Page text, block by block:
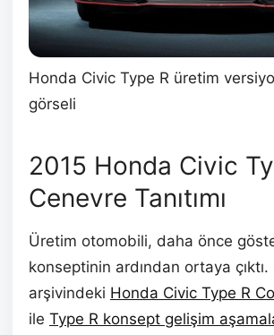
Honda Civic Type R üretim
görseli
2015 Honda Civic
Cenevre Tanıtımı
Üretim otomobili, daha önce
konseptinin ardından ortaya çıktı.
arşivindeki Honda Civic Type R
ile Type R konsept gelişim